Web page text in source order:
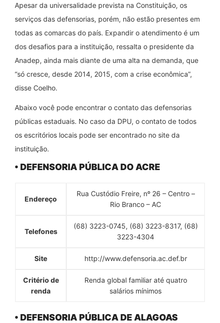
Apesar da universalidade prevista na Constituição, os
serviços das defensorias, porém, não estão presentes em
todas as comarcas do país. Expandir o atendimento é um
dos desafios para a instituição, ressalta o presidente da
Anadep, ainda mais diante de uma alta na demanda, que
“só cresce, desde 2014, 2015, com a crise econômica”,
disse Coelho.
Abaixo você pode encontrar o contato das defensorias
públicas estaduais. No caso da DPU, o contato de todos
os escritórios locais pode ser encontrado no site da
instituição.
• DEFENSORIA PÚBLICA DO ACRE
Endereço
Rua Custódio Freire, nº 26 – Centro –
Rio Branco – AC
Telefones
(68) 3223-0745, (68) 3223-8317, (68)
3223-4304
Site http://www.defensoria.ac.def.br
Critério de
renda
Renda global familiar até quatro
salários mínimos
• DEFENSORIA PÚBLICA DE ALAGOAS